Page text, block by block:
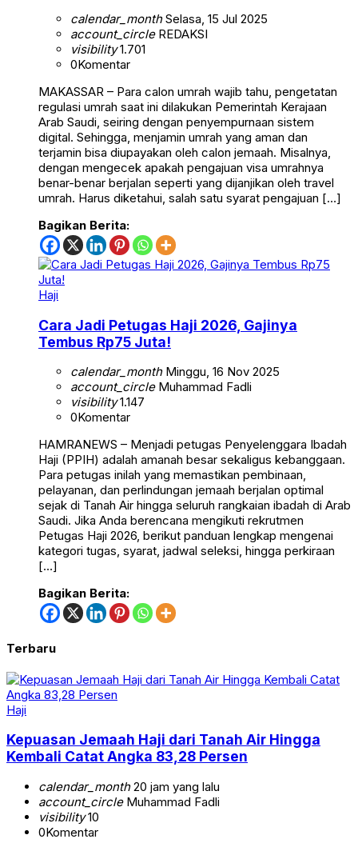
calendar_monthSelasa, 15 Jul 2025
account_circleREDAKSI
visibility1.701
0Komentar
MAKASSAR – Para calon umrah wajib tahu, pengetatan
regulasi umrah saat ini dilakukan Pemerintah Kerajaan
Arab Saudi, seiring dengan penyempurnaan sistem
digital. Sehingga, menjamin umrah yang aman dan
terjamin bisa diupayakan oleh calon jemaah. Misalnya,
dengan mengecek apakah pengajuan visa umrahnya
benar-benar berjalan seperti yang dijanjikan oleh travel
umrah. Harus diketahui, salah satu syarat pengajuan […]
Bagikan Berita:
Haji
Cara Jadi Petugas Haji 2026, Gajinya
Tembus Rp75 Juta!
calendar_monthMinggu, 16 Nov 2025
account_circleMuhammad Fadli
visibility1.147
0Komentar
HAMRANEWS – Menjadi petugas Penyelenggara Ibadah
Haji (PPIH) adalah amanah besar sekaligus kebanggaan.
Para petugas inilah yang memastikan pembinaan,
pelayanan, dan perlindungan jemaah berjalan optimal
sejak di Tanah Air hingga seluruh rangkaian ibadah di Arab
Saudi. Jika Anda berencana mengikuti rekrutmen
Petugas Haji 2026, berikut panduan lengkap mengenai
kategori tugas, syarat, jadwal seleksi, hingga perkiraan
[…]
Bagikan Berita:
Terbaru
Haji
Kepuasan Jemaah Haji dari Tanah Air Hingga
Kembali Catat Angka 83,28 Persen
calendar_month20 jam yang lalu
account_circleMuhammad Fadli
visibility10
0Komentar